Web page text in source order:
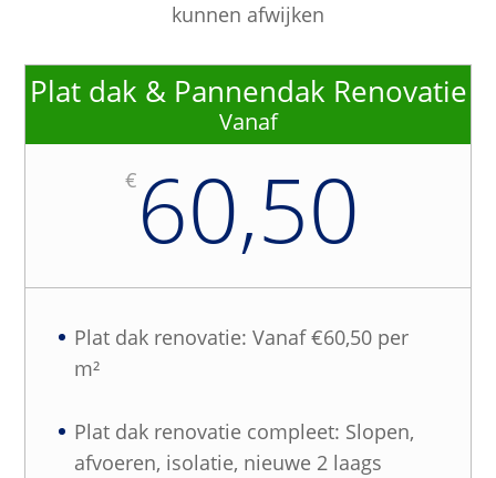
kunnen afwijken
Plat dak & Pannendak Renovatie
Vanaf
€ 60,50
Plat dak renovatie: Vanaf €60,50 per
m²
Plat dak renovatie compleet: Slopen,
afvoeren, isolatie, nieuwe 2 laags